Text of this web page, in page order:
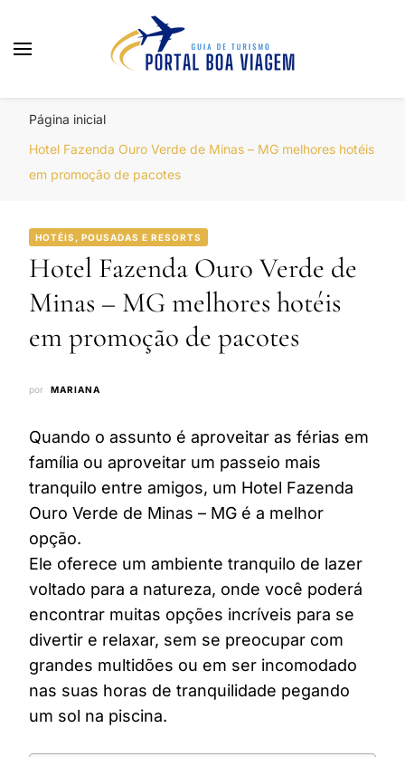
Página inicial
Hotel Fazenda Ouro Verde de Minas – MG melhores hotéis
em promoção de pacotes
HOTÉIS, POUSADAS E RESORTS
Hotel Fazenda Ouro Verde de
Minas – MG melhores hotéis
em promoção de pacotes
por MARIANA
Quando o assunto é aproveitar as férias em
família ou aproveitar um passeio mais
tranquilo entre amigos, um Hotel Fazenda
Ouro Verde de Minas – MG é a melhor
opção.
Ele oferece um ambiente tranquilo de lazer
voltado para a natureza, onde você poderá
encontrar muitas opções incríveis para se
divertir e relaxar, sem se preocupar com
grandes multidões ou em ser incomodado
nas suas horas de tranquilidade pegando
um sol na piscina.